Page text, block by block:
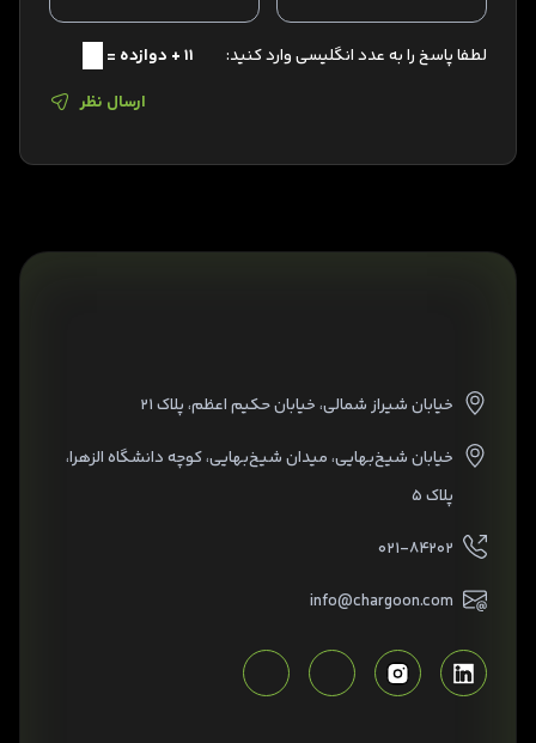
لطفا پاسخ را به عدد انگلیسی وارد کنید:
11 + دوازده =
ارسال نظر
خیابان شیراز شمالی، خیابان حکیم اعظم، پلاک ۲۱
خیابان شیخ‌بهایی، میدان شیخ‌بهایی، کوچه دانشگاه الزهرا،
پلاک ۵
۰۲۱-۸۴۲۰۲
info@chargoon.com